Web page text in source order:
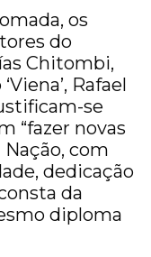
os
do
Chitombi,
Rafael
se
“fazer novas
Nação, com
dedicação
da
diploma